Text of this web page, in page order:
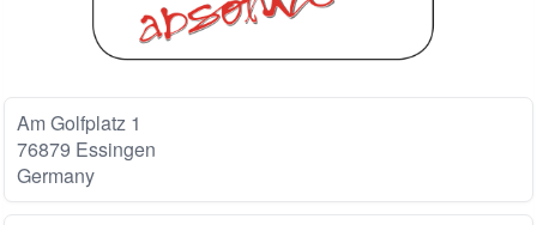
Am Golfplatz 1
76879 Essingen
Germany